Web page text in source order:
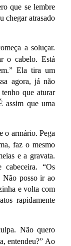
que se lembre
chegar atrasado
a soluçar.
o cabelo. Está
Ela tira um
agora, já não
que aturar
assim que uma
o armário. Pega
faz o mesmo
e a gravata.
cabeceira. “Os
Não posso ir ao
e volta com
rapidamente
Não quero
entendeu?” Ao